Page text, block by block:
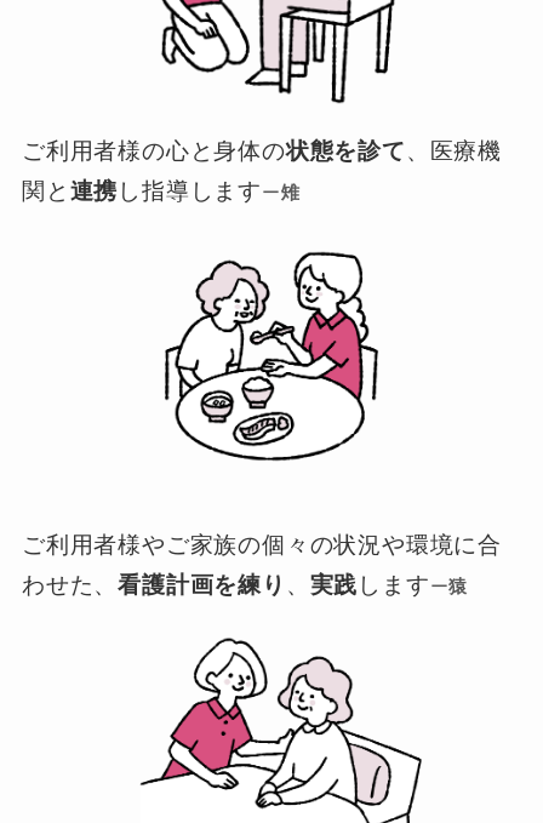
ご利用者様の心と身体の状態を診て、医療機
関と 連携 し指導しますー雉
ご利用者様やご家族の個々の状況や環境に合
わせた、看護計画を練り 、 実践 しますー猿